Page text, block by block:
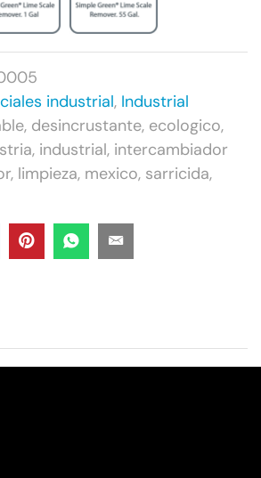
industrial, Industrial
, desincrustante, ecologico,
, industrial, intercambiador
, limpieza, mexico, sarricida,